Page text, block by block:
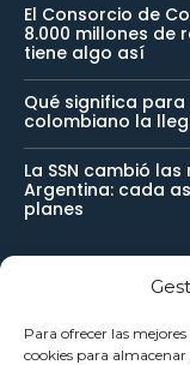
Para ofrecer las
cookies para
El Consorcio de
8.000 millones de
tiene algo así
Qué significa
colombiano la
La SSN cambió
Argentina: cada
planes
Newsletter